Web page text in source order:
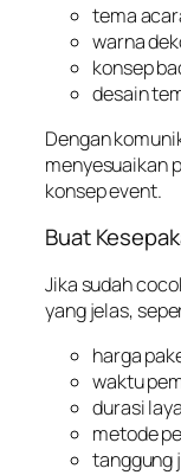
tema
warna
konsep
desain
Dengan
menyesuaikan
konsep event.
Buat
Jika sudah
yang jelas,
harga
waktu
durasi
metode
tanggung